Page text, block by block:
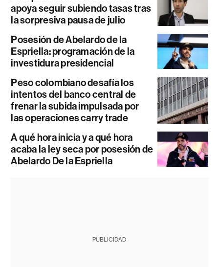
apoya seguir subiendo tasas tras
la sorpresiva pausa de julio
Posesión de Abelardo de la
Espriella: programación de la
investidura presidencial
Peso colombiano desafía los
intentos del banco central de
frenar la subida impulsada por
las operaciones carry trade
A qué hora inicia y a qué hora
acaba la ley seca por posesión de
Abelardo De la Espriella
PUBLICIDAD